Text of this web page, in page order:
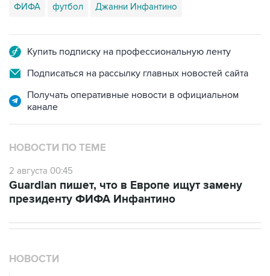
ФИФА футбол Джанни Инфантино
Купить подписку на профессиональную ленту
Подписаться на рассылку главных новостей сайта
Получать оперативные новости в официальном
канале
НОВОСТИ ПО ТЕМЕ
2 августа 00:45
Guardian пишет, что в Европе ищут замену
президенту ФИФА Инфантино
НОВОСТИ